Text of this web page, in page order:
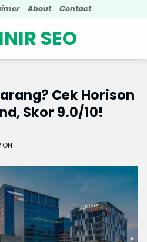
About Contact
SEO
Cek Horison
Skor 9.0/10!